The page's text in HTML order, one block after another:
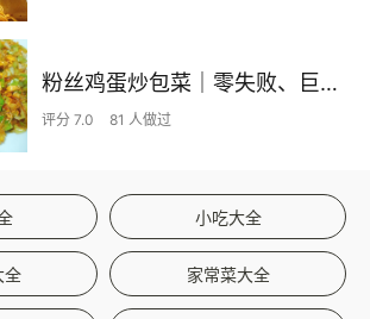
粉丝鸡蛋炒包菜｜零失败、巨下饭
评分 7.0 81 人做过
小吃大全
全 家常菜大全